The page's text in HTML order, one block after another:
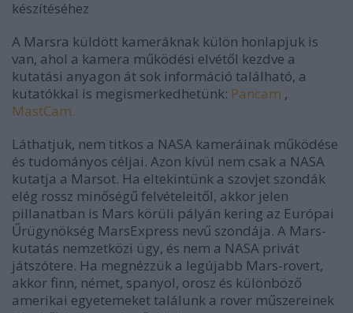
készítéséhez
A Marsra küldött kameráknak külön honlapjuk is
van, ahol a kamera működési elvétől kezdve a
kutatási anyagon át sok információ található, a
kutatókkal is megismerkedhetünk: Pancam ,
MastCam.
Láthatjuk, nem titkos a NASA kameráinak működése
és tudományos céljai. Azon kívül nem csak a NASA
kutatja a Marsot. Ha eltekintünk a szovjet szondák
elég rossz minőségű felvételeitől, akkor jelen
pillanatban is Mars körüli pályán kering az Európai
Űrügynökség MarsExpress nevű szondája. A Mars-
kutatás nemzetközi ügy, és nem a NASA privát
játszótere. Ha megnézzük a legújabb Mars-rovert,
akkor finn, német, spanyol, orosz és különböző
amerikai egyetemeket találunk a rover műszereinek